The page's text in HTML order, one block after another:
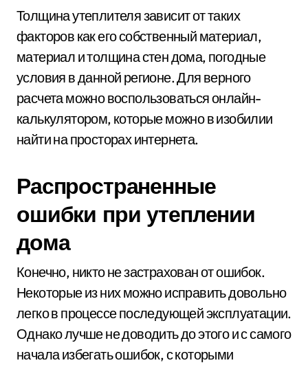
Толщина утеплителя зависит от таких
факторов как его собственный материал,
материал и толщина стен дома, погодные
условия в данной регионе. Для верного
расчета можно воспользоваться онлайн-
калькулятором, которые можно в изобилии
найти на просторах интернета.
Распространенные
ошибки при утеплении
дома
Конечно, никто не застрахован от ошибок.
Некоторые из них можно исправить довольно
легко в процессе последующей эксплуатации.
Однако лучше не доводить до этого и с самого
начала избегать ошибок, с которыми